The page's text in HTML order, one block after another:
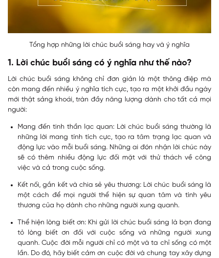
Tổng hợp những lời chúc buổi sáng hay và ý nghĩa
1. Lời chúc buổi sáng có ý nghĩa như thế nào?
Lời chúc buổi sáng không chỉ đơn giản là một thông điệp mà
còn mang đến nhiều ý nghĩa tích cực, tạo ra một khởi đầu ngày
mới thật sảng khoái, tràn đầy năng lượng dành cho tất cả mọi
người:
Mang đến tinh thần lạc quan: Lời chúc buổi sáng thường là
những lời mang tính tích cực, tạo ra tâm trạng lạc quan và
động lực vào mỗi buổi sáng. Những ai đón nhận lời chúc này
sẽ có thêm nhiều động lực đối mặt với thử thách về công
việc và cả trong cuộc sống.
Kết nối, gắn kết và chia sẻ yêu thương: Lời chúc buổi sáng là
một cách để mọi người thể hiện sự quan tâm và tình yêu
thương của họ dành cho những người xung quanh.
Thể hiện lòng biết ơn: Khi gửi lời chúc buổi sáng là bạn đang
tỏ lòng biết ơn đối với cuộc sống và những người xung
quanh. Cuộc đời mỗi người chỉ có một và ta chỉ sống có một
lần. Do đó, hãy biết cảm ơn cuộc đời và chung tay xây dựng